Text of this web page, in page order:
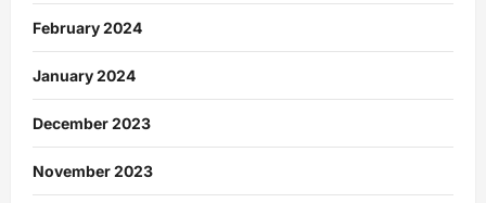
February 2024
January 2024
December 2023
November 2023